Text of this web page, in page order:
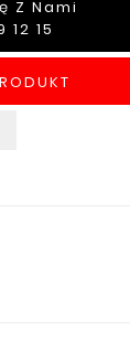
Z Nami
15